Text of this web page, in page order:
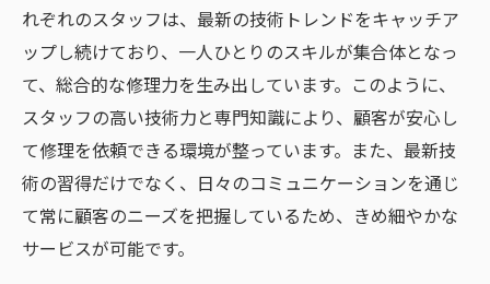
れぞれのスタッフは、最新の技術トレンドをキャッチア
ップし続けており、一人ひとりのスキルが集合体となっ
て、総合的な修理力を生み出しています。このように、
スタッフの高い技術力と専門知識により、顧客が安心し
て修理を依頼できる環境が整っています。また、最新技
術の習得だけでなく、日々のコミュニケーションを通じ
て常に顧客のニーズを把握しているため、きめ細やかな
サービスが可能です。